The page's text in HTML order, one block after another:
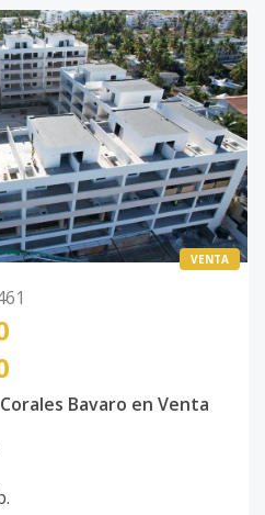
VENTA
Bavaro en Venta